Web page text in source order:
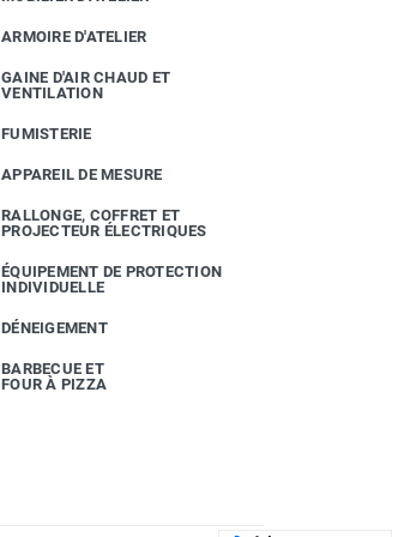
ARMOIRE D'ATELIER
GAINE D'AIR CHAUD ET
VENTILATION
FUMISTERIE
APPAREIL DE MESURE
RALLONGE, COFFRET ET
PROJECTEUR ÉLECTRIQUES
ÉQUIPEMENT DE PROTECTION
INDIVIDUELLE
DÉNEIGEMENT
BARBECUE ET
FOUR À PIZZA